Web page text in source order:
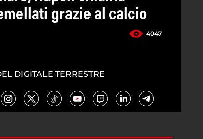
grazie al calcio
4047
DIGITALE TERRESTRE